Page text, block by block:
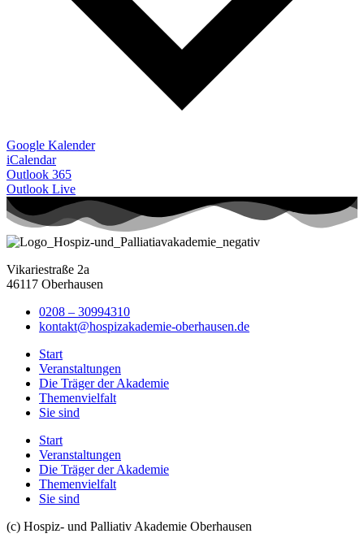
Google Kalender
iCalendar
Outlook 365
Outlook Live
Vikariestraße 2a
46117 Oberhausen
0208 – 30994310
kontakt@hospizakademie-oberhausen.de
Start
Veranstaltungen
Die Träger der Akademie
Themenvielfalt
Sie sind
Start
Veranstaltungen
Die Träger der Akademie
Themenvielfalt
Sie sind
(c) Hospiz- und Palliativ Akademie Oberhausen